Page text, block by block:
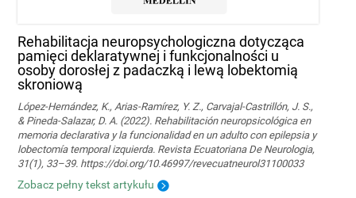
Rehabilitacja neuropsychologiczna dotycząca
pamięci deklaratywnej i funkcjonalności u
osoby dorosłej z padaczką i lewą lobektomią
skroniową
López-Hernández, K., Arias-Ramírez, Y. Z., Carvajal-Castrillón, J. S.,
& Pineda-Salazar, D. A. (2022). Rehabilitación neuropsicológica en
memoria declarativa y la funcionalidad en un adulto con epilepsia y
lobectomía temporal izquierda. Revista Ecuatoriana De Neurologia,
31(1), 33–39. https://doi.org/10.46997/revecuatneurol31100033
Zobacz pełny tekst artykułu